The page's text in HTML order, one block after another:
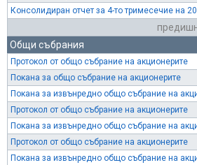
Консолидиран отчет за 4-то тримесечие на
Общи събрания
Протокол от общо събрание на акционерите
Покана за общо събрание на акционерите
Покана за извънредно общо събрание на
Протокол от общо събрание на акционерите
Покана за извънредно общо събрание на
Протокол от общо събрание на акционерите
Покана за извънредно общо събрание на